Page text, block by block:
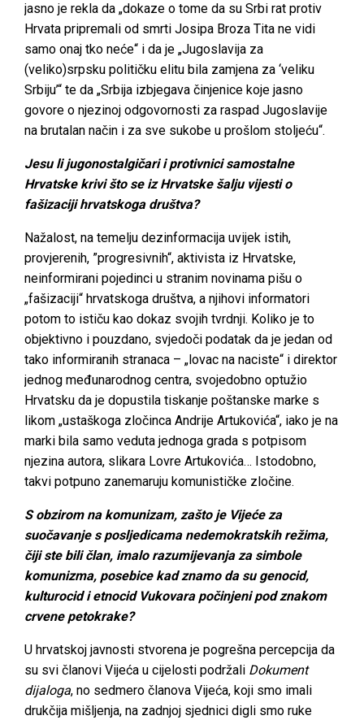
jasno je rekla da „dokaze o tome da su Srbi rat protiv
Hrvata pripremali od smrti Josipa Broza Tita ne vidi
samo onaj tko neće“ i da je „Jugoslavija za
(veliko)srpsku političku elitu bila zamjena za ‘veliku
Srbiju’“ te da „Srbija izbjegava činjenice koje jasno
govore o njezinoj odgovornosti za raspad Jugoslavije
na brutalan način i za sve sukobe u prošlom stoljeću“.
Jesu li jugonostalgičari i protivnici samostalne
Hrvatske krivi što se iz Hrvatske šalju vijesti o
fašizaciji hrvatskoga društva?
Nažalost, na temelju dezinformacija uvijek istih,
provjerenih, ”progresivnih“, aktivista iz Hrvatske,
neinformirani pojedinci u stranim novinama pišu o
„fašizaciji“ hrvatskoga društva, a njihovi informatori
potom to ističu kao dokaz svojih tvrdnji. Koliko je to
objektivno i pouzdano, svjedoči podatak da je jedan od
tako informiranih stranaca – „lovac na naciste“ i direktor
jednog međunarodnog centra, svojedobno optužio
Hrvatsku da je dopustila tiskanje poštanske marke s
likom „ustaškoga zločinca Andrije Artukovića“, iako je na
marki bila samo veduta jednoga grada s potpisom
njezina autora, slikara Lovre Artukovića… Istodobno,
takvi potpuno zanemaruju komunističke zločine.
S obzirom na komunizam, zašto je Vijeće za
suočavanje s posljedicama nedemokratskih režima,
čiji ste bili član, imalo razumijevanja za simbole
komunizma, posebice kad znamo da su genocid,
kulturocid i etnocid Vukovara počinjeni pod znakom
crvene petokrake?
U hrvatskoj javnosti stvorena je pogrešna percepcija da
su svi članovi Vijeća u cijelosti podržali Dokument
dijaloga, no sedmero članova Vijeća, koji smo imali
drukčija mišljenja, na zadnjoj sjednici digli smo ruke